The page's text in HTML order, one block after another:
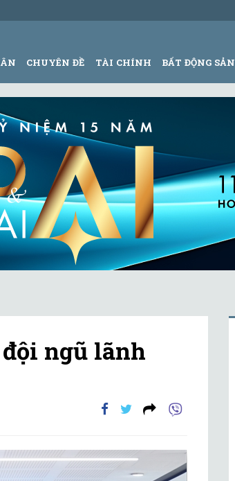
CHUYÊN ĐỀ TÀI CHÍNH BẤT ĐỘNG SẢN
ngũ lãnh